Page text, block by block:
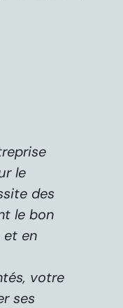
le
des
le bon
et en
votre
ses